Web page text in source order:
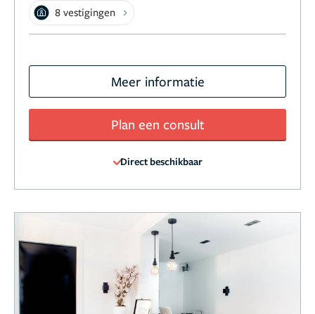
8 vestigingen
Meer informatie
Plan een consult
Direct beschikbaar